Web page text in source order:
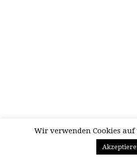
Wir verwenden Cookies auf